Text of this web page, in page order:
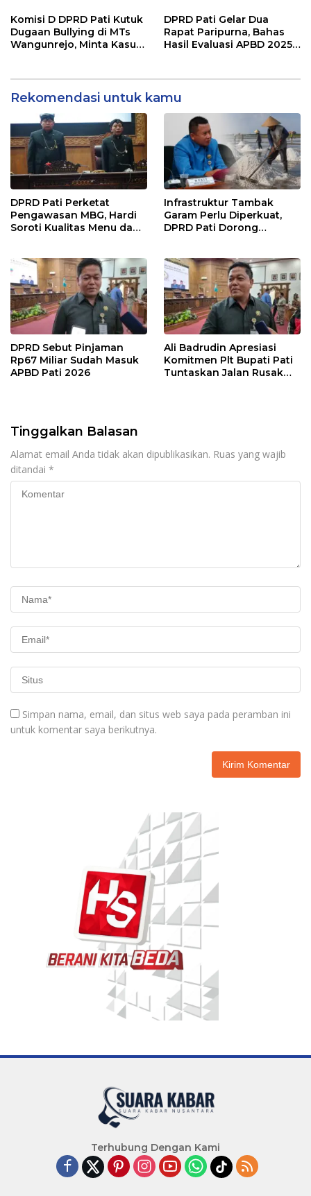
Masyarakat Pati
Pelayanan Publik
Berkualitas
Komisi D DPRD Pati Kutuk
Dugaan Bullying di MTs
Wangunrejo, Minta Kasus
DPRD Pati Gelar Dua
Rapat Paripurna, Bahas
Hasil Evaluasi APBD 2025
Rekomendasi untuk kamu
DPRD Pati Perketat
Pengawasan MBG, Hardi
Soroti Kualitas Menu dan
Infrastruktur Tambak
Garam Perlu Diperkuat,
DPRD Pati Dorong
DPRD Sebut Pinjaman
Rp67 Miliar Sudah Masuk
APBD Pati 2026
Ali Badrudin Apresiasi
Komitmen Plt Bupati Pati
Tuntaskan Jalan Rusak
Tinggalkan Balasan
Alamat email Anda tidak akan dipublikasikan. Ruas yang wajib
ditandai *
Simpan nama, email, dan situs web saya pada peramban ini
untuk komentar saya berikutnya.
Terhubung Dengan Kami